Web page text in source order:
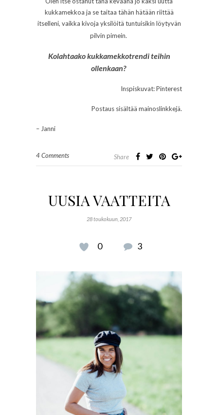
kukkamekkoa ja se taitaa tähän hätään riittää
itselleni, vaikka kivoja yksilöitä tuntuisikin löytyvän
pilvin pimein.
Kolahtaako kukkamekkotrendi teihin
ollenkaan?
Inspiskuvat: Pinterest
Postaus sisältää mainoslinkkejä.
– Janni
4 Comments Share
UUSIA VAATTEITA
28 toukokuun, 2017
0 3